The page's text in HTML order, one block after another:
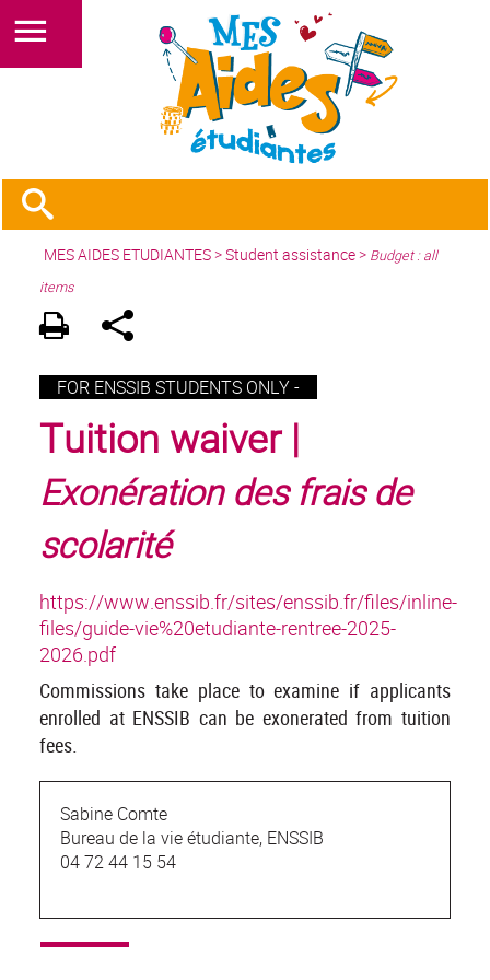
MES AIDES ETUDIANTES>Student assistance> Budget : all
items
FOR ENSSIB STUDENTS ONLY -
Tuition waiver |
Exonération des frais de
scolarité
https://www.enssib.fr/sites/enssib.fr/files/inline-
files/guide-vie%20etudiante-rentree-2025-
2026.pdf
Commissions take place to examine if applicants
enrolled at ENSSIB can be exonerated from tuition
fees.
Sabine Comte
Bureau de la vie étudiante, ENSSIB
04 72 44 15 54